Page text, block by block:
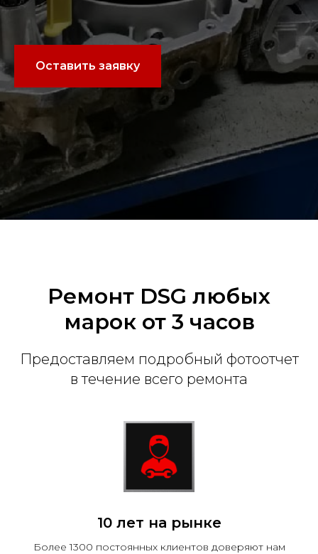
Оставить заявку
Ремонт DSG любых
марок от 3 часов
Предоставляем подробный фотоотчет
в течение всего ремонта
10 лет на рынке
Более 1300 постоянных клиентов доверяют нам